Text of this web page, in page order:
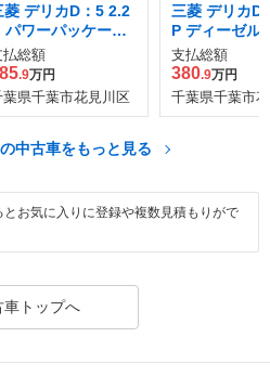
菱 デリカD：5 2.2
パワーパッケージ
ィーゼルターボ 4
払総額
.9万円
葉県千葉市花見川区
三菱 デリカD
P ディーゼル
4WD
支払総額
380.9万円
千葉県千葉市
中古車をもっと見る
とお気に入りに登録や複数見積もりがで
車トップへ